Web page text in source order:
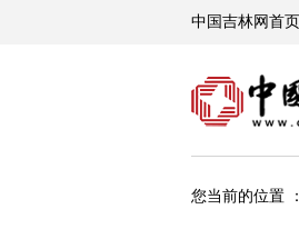
您当前的位置 ：